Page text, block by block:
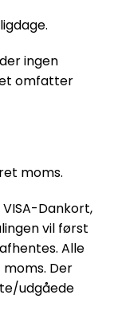
ingen
omfatter
moms.
Dankort,
vil først
Alle
moms. Der
udgåede